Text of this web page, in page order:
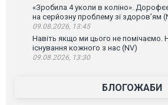
«Зробила 4 уколи в коліно».
на серйозну проблему зі здоров’ям
09.08.2026, 13:45
Навіть якщо ми цього не помічаємо.
існування кожного з нас (NV)
09.08.2026, 13:30
БЛОГОЖАБИ